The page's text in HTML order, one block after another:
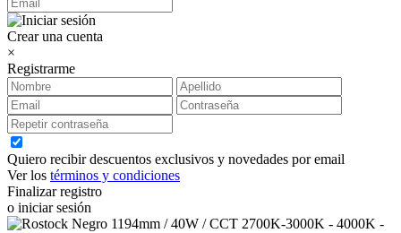
Crear una cuenta
×
Registrarme
Quiero recibir descuentos exclusivos y novedades por email
Ver los términos y condiciones
Finalizar registro
o iniciar sesión